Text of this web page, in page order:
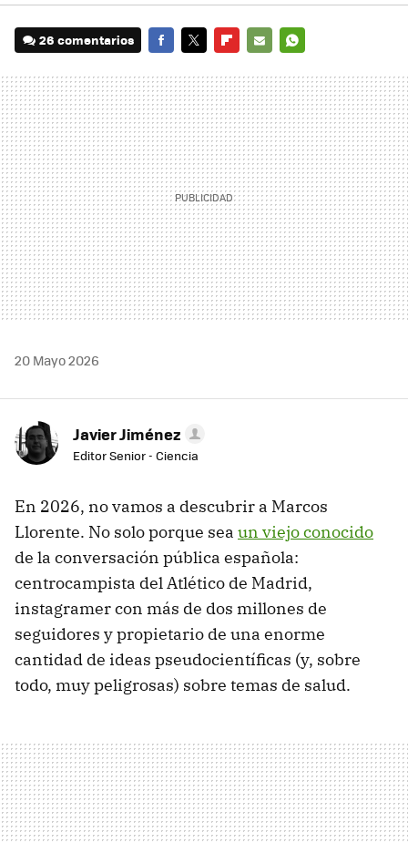
26 comentarios
MAIL
20 Mayo 2026
Javier Jiménez
Editor Senior - Ciencia
En 2026, no vamos a descubrir a Marcos
Llorente. No solo porque sea un viejo conocido
de la conversación pública española:
centrocampista del Atlético de Madrid,
instagramer con más de dos millones de
seguidores y propietario de una enorme
cantidad de ideas pseudocientíficas (y, sobre
todo, muy peligrosas) sobre temas de salud.